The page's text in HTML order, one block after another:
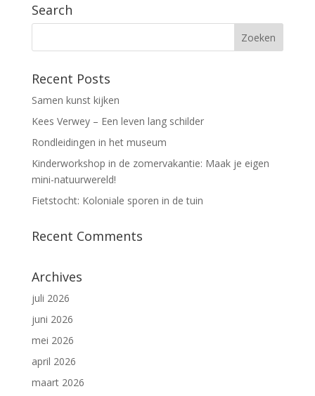
Search
Recent Posts
Samen kunst kijken
Kees Verwey – Een leven lang schilder
Rondleidingen in het museum
Kinderworkshop in de zomervakantie: Maak je eigen
mini-natuurwereld!
Fietstocht: Koloniale sporen in de tuin
Recent Comments
Archives
juli 2026
juni 2026
mei 2026
april 2026
maart 2026